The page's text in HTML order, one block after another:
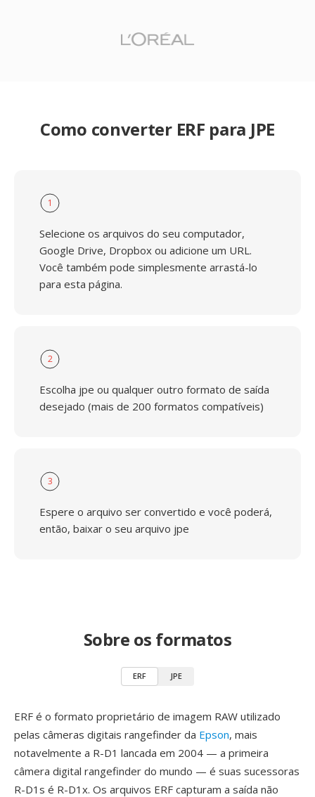
Como converter ERF para JPE
1
Selecione os arquivos do seu computador,
Google Drive, Dropbox ou adicione um URL.
Você também pode simplesmente arrastá-lo
para esta página.
2
Escolha jpe ou qualquer outro formato de saída
desejado (mais de 200 formatos compatíveis)
3
Espere o arquivo ser convertido e você poderá,
então, baixar o seu arquivo jpe
Sobre os formatos
ERF JPE
ERF é o formato proprietário de imagem RAW utilizado
pelas câmeras digitais rangefinder da Epson, mais
notavelmente a R-D1 lancada em 2004 — a primeira
câmera digital rangefinder do mundo — é suas sucessoras
R-D1s é R-D1x. Os arquivos ERF capturam a saída não